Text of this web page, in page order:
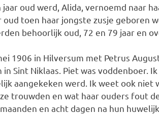
oud werd, Alida, vernoemd naar
oud toen haar jongste zusje geboren
behoorlijk oud, 72 en 79 jaar en
1906 in Hilversum met Petrus
in Sint Niklaas. Piet was voddenboer.
aangekeken werd. Ik weet ook niet
trouwden en wat haar ouders fout
en acht dagen na hun